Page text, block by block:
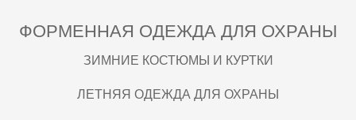
ФОРМЕННАЯ ОДЕЖДА ДЛЯ ОХРАНЫ
ЗИМНИЕ КОСТЮМЫ И КУРТКИ
ЛЕТНЯЯ ОДЕЖДА ДЛЯ ОХРАНЫ